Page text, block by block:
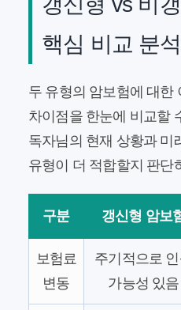
핵심 비교 분석
두 유형의 암보험에 대한
차이점을 한눈에 비교할
독자님의 현재 상황과 미
유형이 더 적합할지 판단
구분 갱신형 암보
보험료
변동
주기적으로
가능성 있음